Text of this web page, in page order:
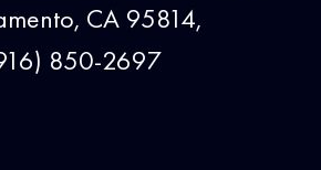
CA 95814,
850-2697